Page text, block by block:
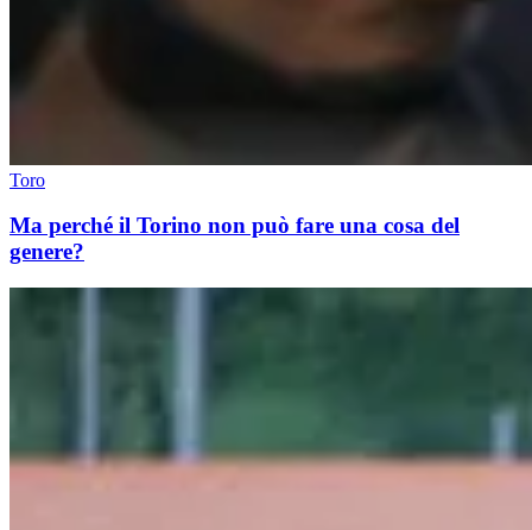
Toro
Ma perché il Torino non può fare una cosa del
genere?